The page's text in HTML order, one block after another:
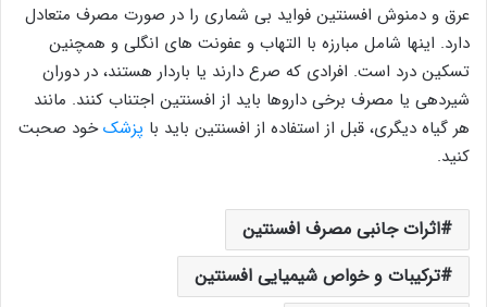
عرق و دمنوش افسنتین فواید بی شماری را در صورت مصرف متعادل
دارد. اینها شامل مبارزه با التهاب و عفونت های انگلی و همچنین
تسکین درد است. افرادی که صرع دارند یا باردار هستند، در دوران
شیردهی یا مصرف برخی داروها باید از افسنتین اجتناب کنند. مانند
هر گیاه دیگری، قبل از استفاده از افسنتین باید با پزشکخود صحبت
کنید.
اثرات جانبی مصرف افسنتین
ترکیبات و خواص شیمیایی افسنتین